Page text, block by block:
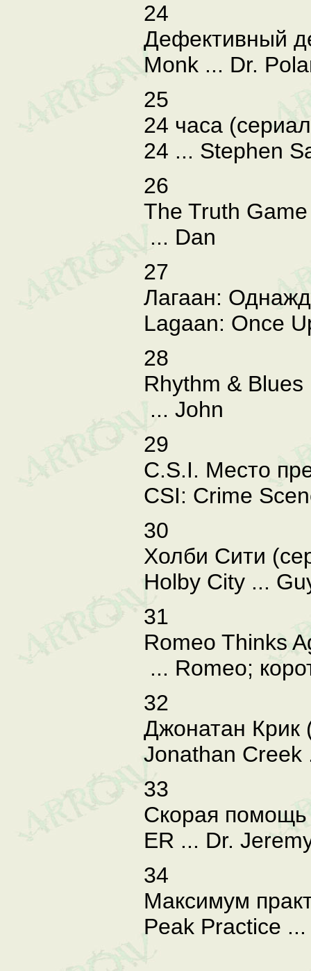
24
Дефективный
Monk ... Dr.
25
24 часа
24 ... Stephen
26
The Truth
... Dan
27
Лагаан:
Lagaan: Once
28
Rhythm & Blues
... John
29
C.S.I. Место
CSI: Crime
30
Холби Сити
Holby City ...
31
Romeo Thinks
... Romeo;
32
Джонатан Крик
Jonathan Creek
33
Скорая
ER ... Dr.
34
Максимум
Peak Practice